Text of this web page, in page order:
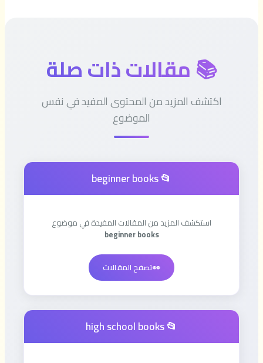
📚 مقالات ذات صلة
اكتشف المزيد من المحتوى المفيد في نفس
الموضوع
📂 beginner books
استكشف المزيد من المقالات المفيدة في موضوع
beginner books
👀تصفح المقالات
📂 high school books